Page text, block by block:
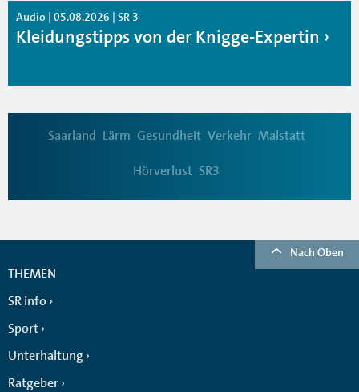
Audio | 05.08.2026 | SR 3
Kleidungstipps von der Knigge-Expertin
Saarland Lärm Gesundheit Verkehr Malstatt
Hörverlust SR3
Nach Oben
THEMEN
SR info
Sport
Unterhaltung
Ratgeber